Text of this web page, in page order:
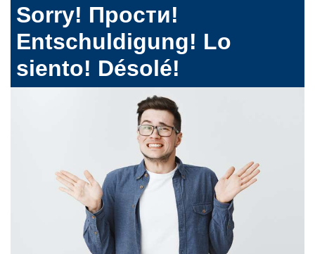
Sorry! Прости!
Entschuldigung! Lo
siento! Désolé!